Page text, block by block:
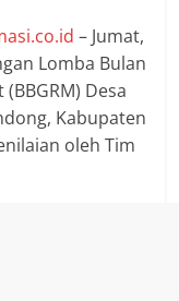
– Jumat,
Lomba Bulan
Desa
Kabupaten
oleh Tim